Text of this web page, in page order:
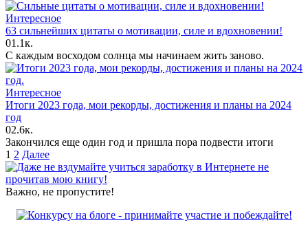
Интересное
63 сильнейших цитаты о мотивации, силе и вдохновении!
01.1к.
С каждым восходом солнца мы начинаем жить заново.
Интересное
Итоги 2023 года, мои рекорды, достижения и планы на 2024
год
02.6к.
Закончился еще один год и пришла пора подвести итоги
Пагинация
записей
1 2 Далее
Важно, не пропустите!